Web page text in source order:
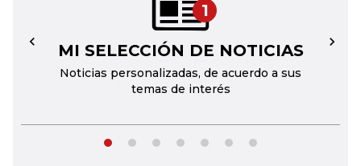
1
MI SELECCIÓN DE NOTICIAS
Noticias personalizadas, de acuerdo a sus
temas de interés
← →